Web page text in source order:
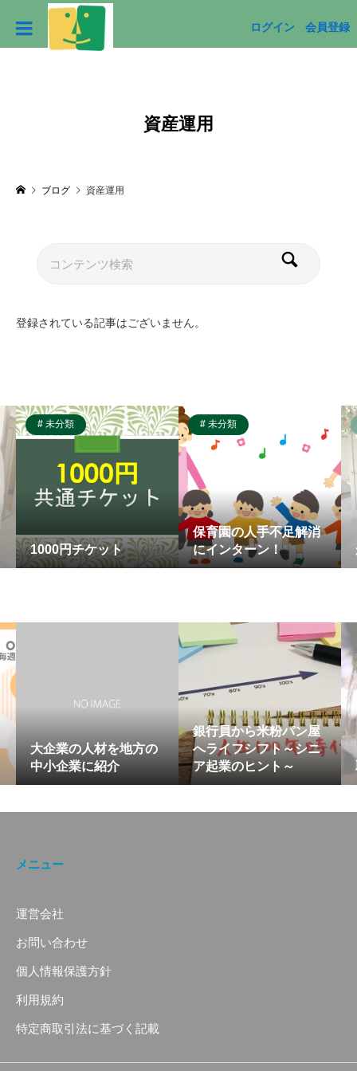
ログイン 会員登録
資産運用
ブログ 資産運用
登録されている記事はございません。
未分類
1000円チケット
未分類
保育園の人手不足解消
にインターン！
大企業の人材を地方の
中小企業に紹介
銀行員から米粉パン屋
へライフシフト～シニ
ア起業のヒント～
メニュー
運営会社
お問い合わせ
個人情報保護方針
利用規約
特定商取引法に基づく記載